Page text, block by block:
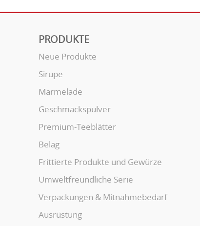
PRODUKTE
Neue Produkte
Sirupe
Marmelade
Geschmackspulver
Premium-Teeblätter
Belag
Frittierte Produkte und Gewürze
Umweltfreundliche Serie
Verpackungen & Mitnahmebedarf
Ausrüstung